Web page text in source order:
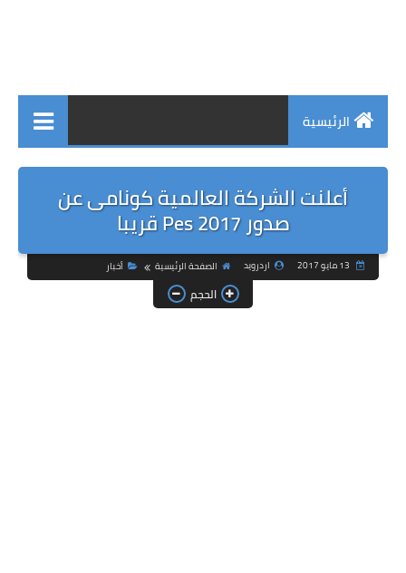
الرئيسية
أعلنت الشركة العالمية كونامى عن
صدور Pes 2017 قريبا
اردرويد الصفحة الرئيسية أخبار
الحجم